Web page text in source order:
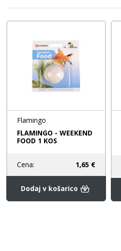
Flamingo
FLAMINGO - WEEKEND
FOOD 1 KOS
Cena: 1,65 €
Dodaj v košarico